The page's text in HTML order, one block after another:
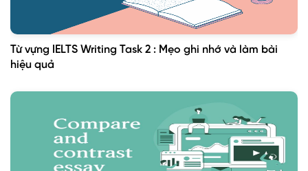
Từ vựng IELTS Writing Task 2 : Mẹo ghi nhớ và làm bài
hiệu quả